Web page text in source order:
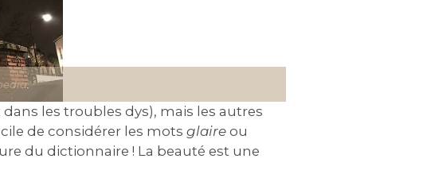
.
les troubles dys), mais les autres
de considérer les mots glaire ou
du dictionnaire ! La beauté est une